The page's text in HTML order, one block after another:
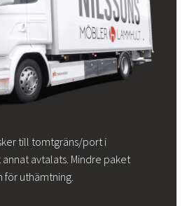
till tomtgräns/port i
avtalats. Mindre paket
för uthämtning.